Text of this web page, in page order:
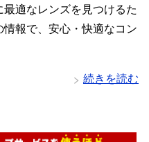
適なレンズを見つけるた
報で、安心・快適なコン
続きを読む